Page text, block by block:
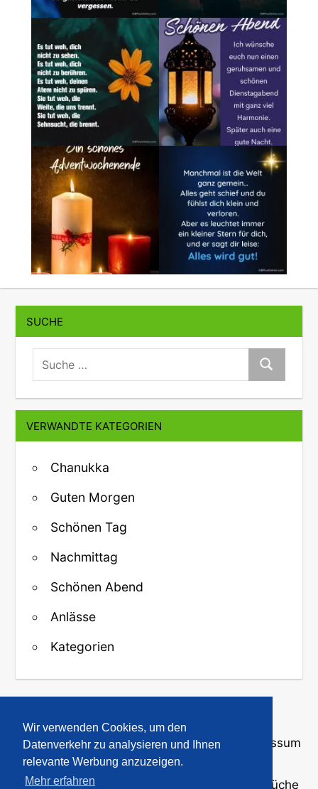
Wir verwenden Cookies, um den
Datenverkehr zu analysieren und Ihnen
relevante Werbung anzuzeigen.
Mehr erfahren
SUCHE
suche:
Suche
VERWANDTE KATEGORIEN
Chanukka
Guten Morgen
Schönen Tag
Nachmittag
Schönen Abend
Anlässe
Kategorien
↑ Zurück zum Anfang
Über uns·Kontakt·Datenschutz Impressum
© 2008-2026 · Bilder und Sprüche